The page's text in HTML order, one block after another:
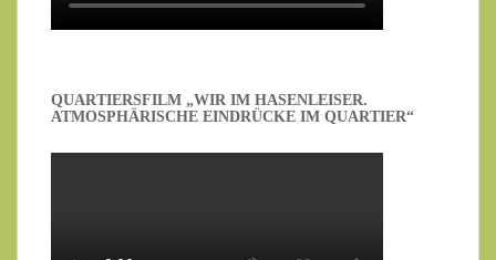
QUARTIERSFILM „WIR IM HASENLEISER.
ATMOSPHÄRISCHE EINDRÜCKE IM QUARTIER“